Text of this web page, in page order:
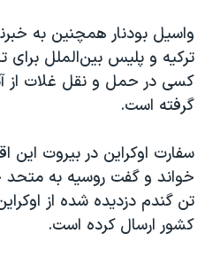
واسیل بودنار همچنین به
ترکیه و پلیس بین‌الملل برای
کسی در حمل و نقل غلات از
گرفته است.
سفارت اوکراین در بیروت این
تن گندم دزدیده شده از
کشور ارسال کرده است.